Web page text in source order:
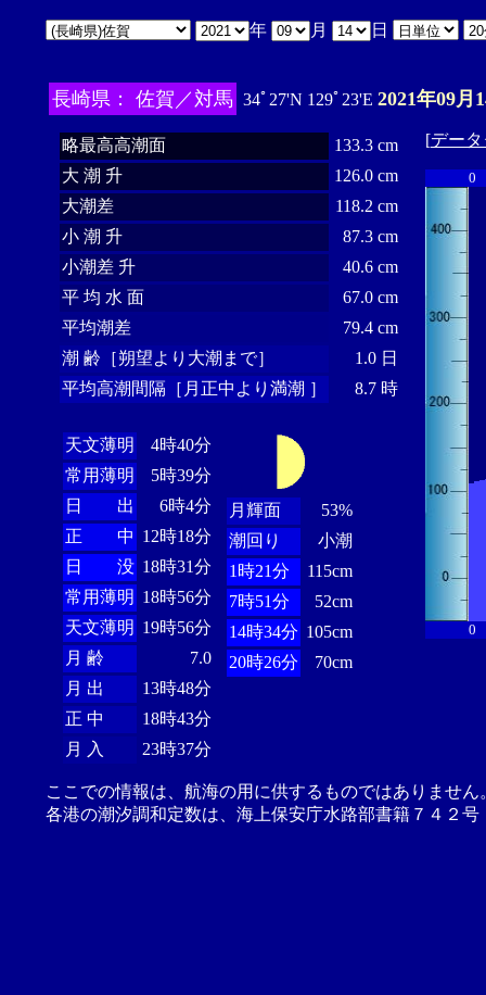
年 月 日
長崎県： 佐賀／対馬 34ﾟ27'N 129ﾟ23'E 2021年09月
略最高高潮面
133.3 cm
大 潮 升
126.0 cm
大潮差
118.2 cm
小 潮 升
87.3 cm
小潮差 升
40.6 cm
平 均 水 面
67.0 cm
平均潮差
79.4 cm
潮 齢［朔望より大潮まで］
1.0 日
平均高潮間隔［月正中より満潮 ］
8.7 時
天文薄明
4時40分
常用薄明
5時39分
日 出
6時4分
正 中 12時18分
日 没 18時31分
常用薄明 18時56分
天文薄明 19時56分
月 齢
7.0
月 出
13時48分
正 中
18時43分
月 入
23時37分
月輝面
53%
潮回り
小潮
1時21分
115cm
7時51分
52cm
14時34分 105cm
20時26分
70cm
[デー
0
0
ここでの情報は、航海の用に供するものではありませ
各港の潮汐調和定数は、海上保安庁水路部書籍７４２